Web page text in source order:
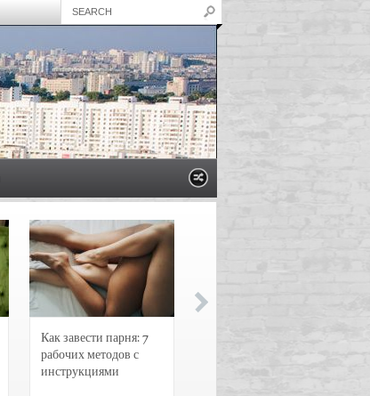
Как завести парня: 7
рабочих методов с
инструкциями